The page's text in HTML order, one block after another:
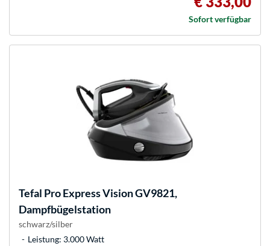
Sofort verfügbar
Tefal Pro Express Vision GV9821,
Dampfbügelstation
schwarz/silber
Leistung: 3.000 Watt